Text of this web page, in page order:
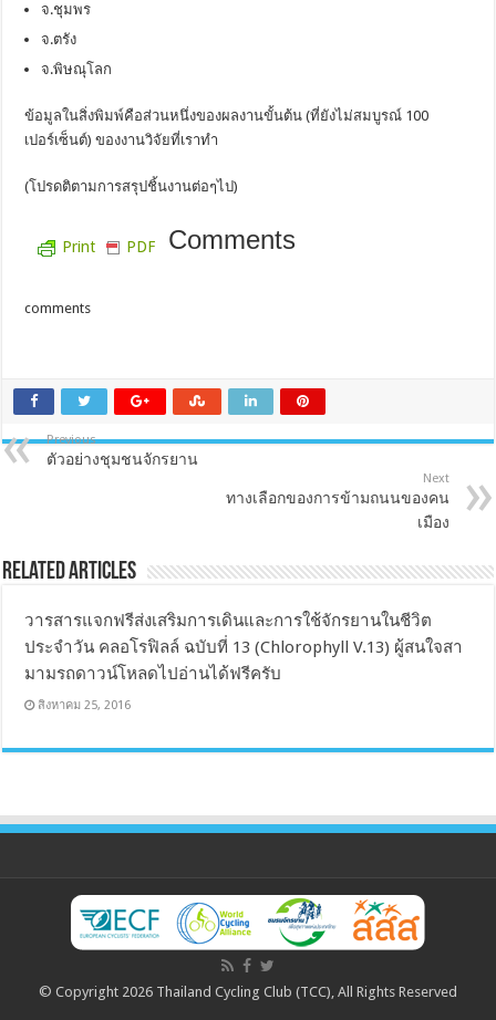
จ.ชุมพร
จ.ตรัง
จ.พิษณุโลก
ข้อมูลในสิ่งพิมพ์คือส่วนหนึ่งของผลงานขั้นต้น (ที่ยังไม่สมบูรณ์ 100
เปอร์เซ็นต์) ของงานวิจัยที่เราทำ
(โปรดติตามการสรุปชิ้นงานต่อๆไป)
Print PDF Comments
comments
Previous
ตัวอย่างชุมชนจักรยาน
Next
ทางเลือกของการข้ามถนนของคน
เมือง
Related Articles
วารสารแจกฟรีส่งเสริมการเดินและการใช้จักรยานในชีวิต
ประจำวัน คลอโรฟิลล์ ฉบับที่ 13 (Chlorophyll V.13) ผู้สนใจสา
มามรถดาวน์โหลดไปอ่านได้ฟรีครับ
สิงหาคม 25, 2016
© Copyright 2026 Thailand Cycling Club (TCC), All Rights Reserved